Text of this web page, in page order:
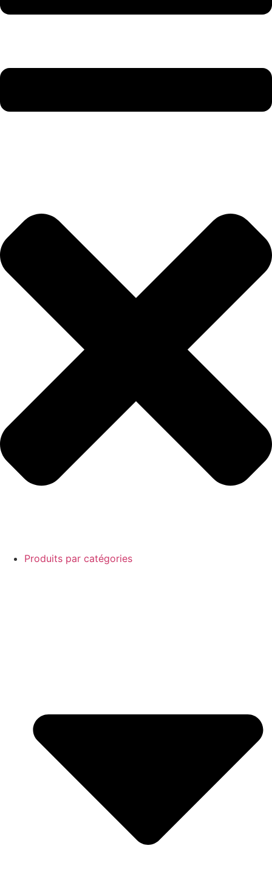
Produits par catégories